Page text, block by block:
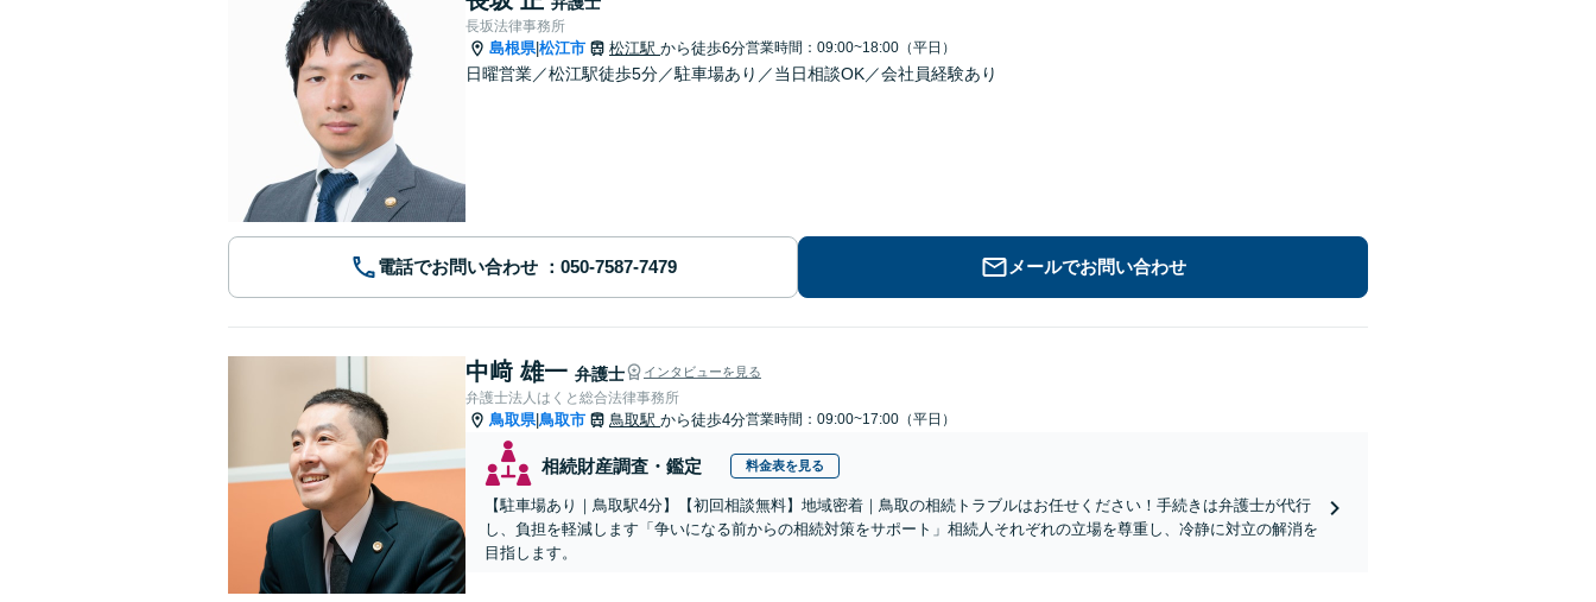
長坂法律事務所
島根県|松江市 松江駅 から徒歩6分営業時間：09:00~18:00（平日）
日曜営業／松江駅徒歩5分／駐車場あり／当日相談OK／会社員経験あり
電話でお問い合わせ メールでお問い合わせ
中﨑 雄一 弁護士 インタビューを見る
弁護士法人はくと総合法律事務所
鳥取県|鳥取市 鳥取駅 から徒歩4分営業時間：09:00~17:00（平日）
相続財産調査・鑑定 料金表を見る
【駐車場あり｜鳥取駅4分】【初回相談無料】地域密着｜鳥取の相続トラブルはお任せください！手続きは弁護士が代行
し、負担を軽減します「争いになる前からの相続対策をサポート」相続人それぞれの立場を尊重し、冷静に対立の解消を
目指します。